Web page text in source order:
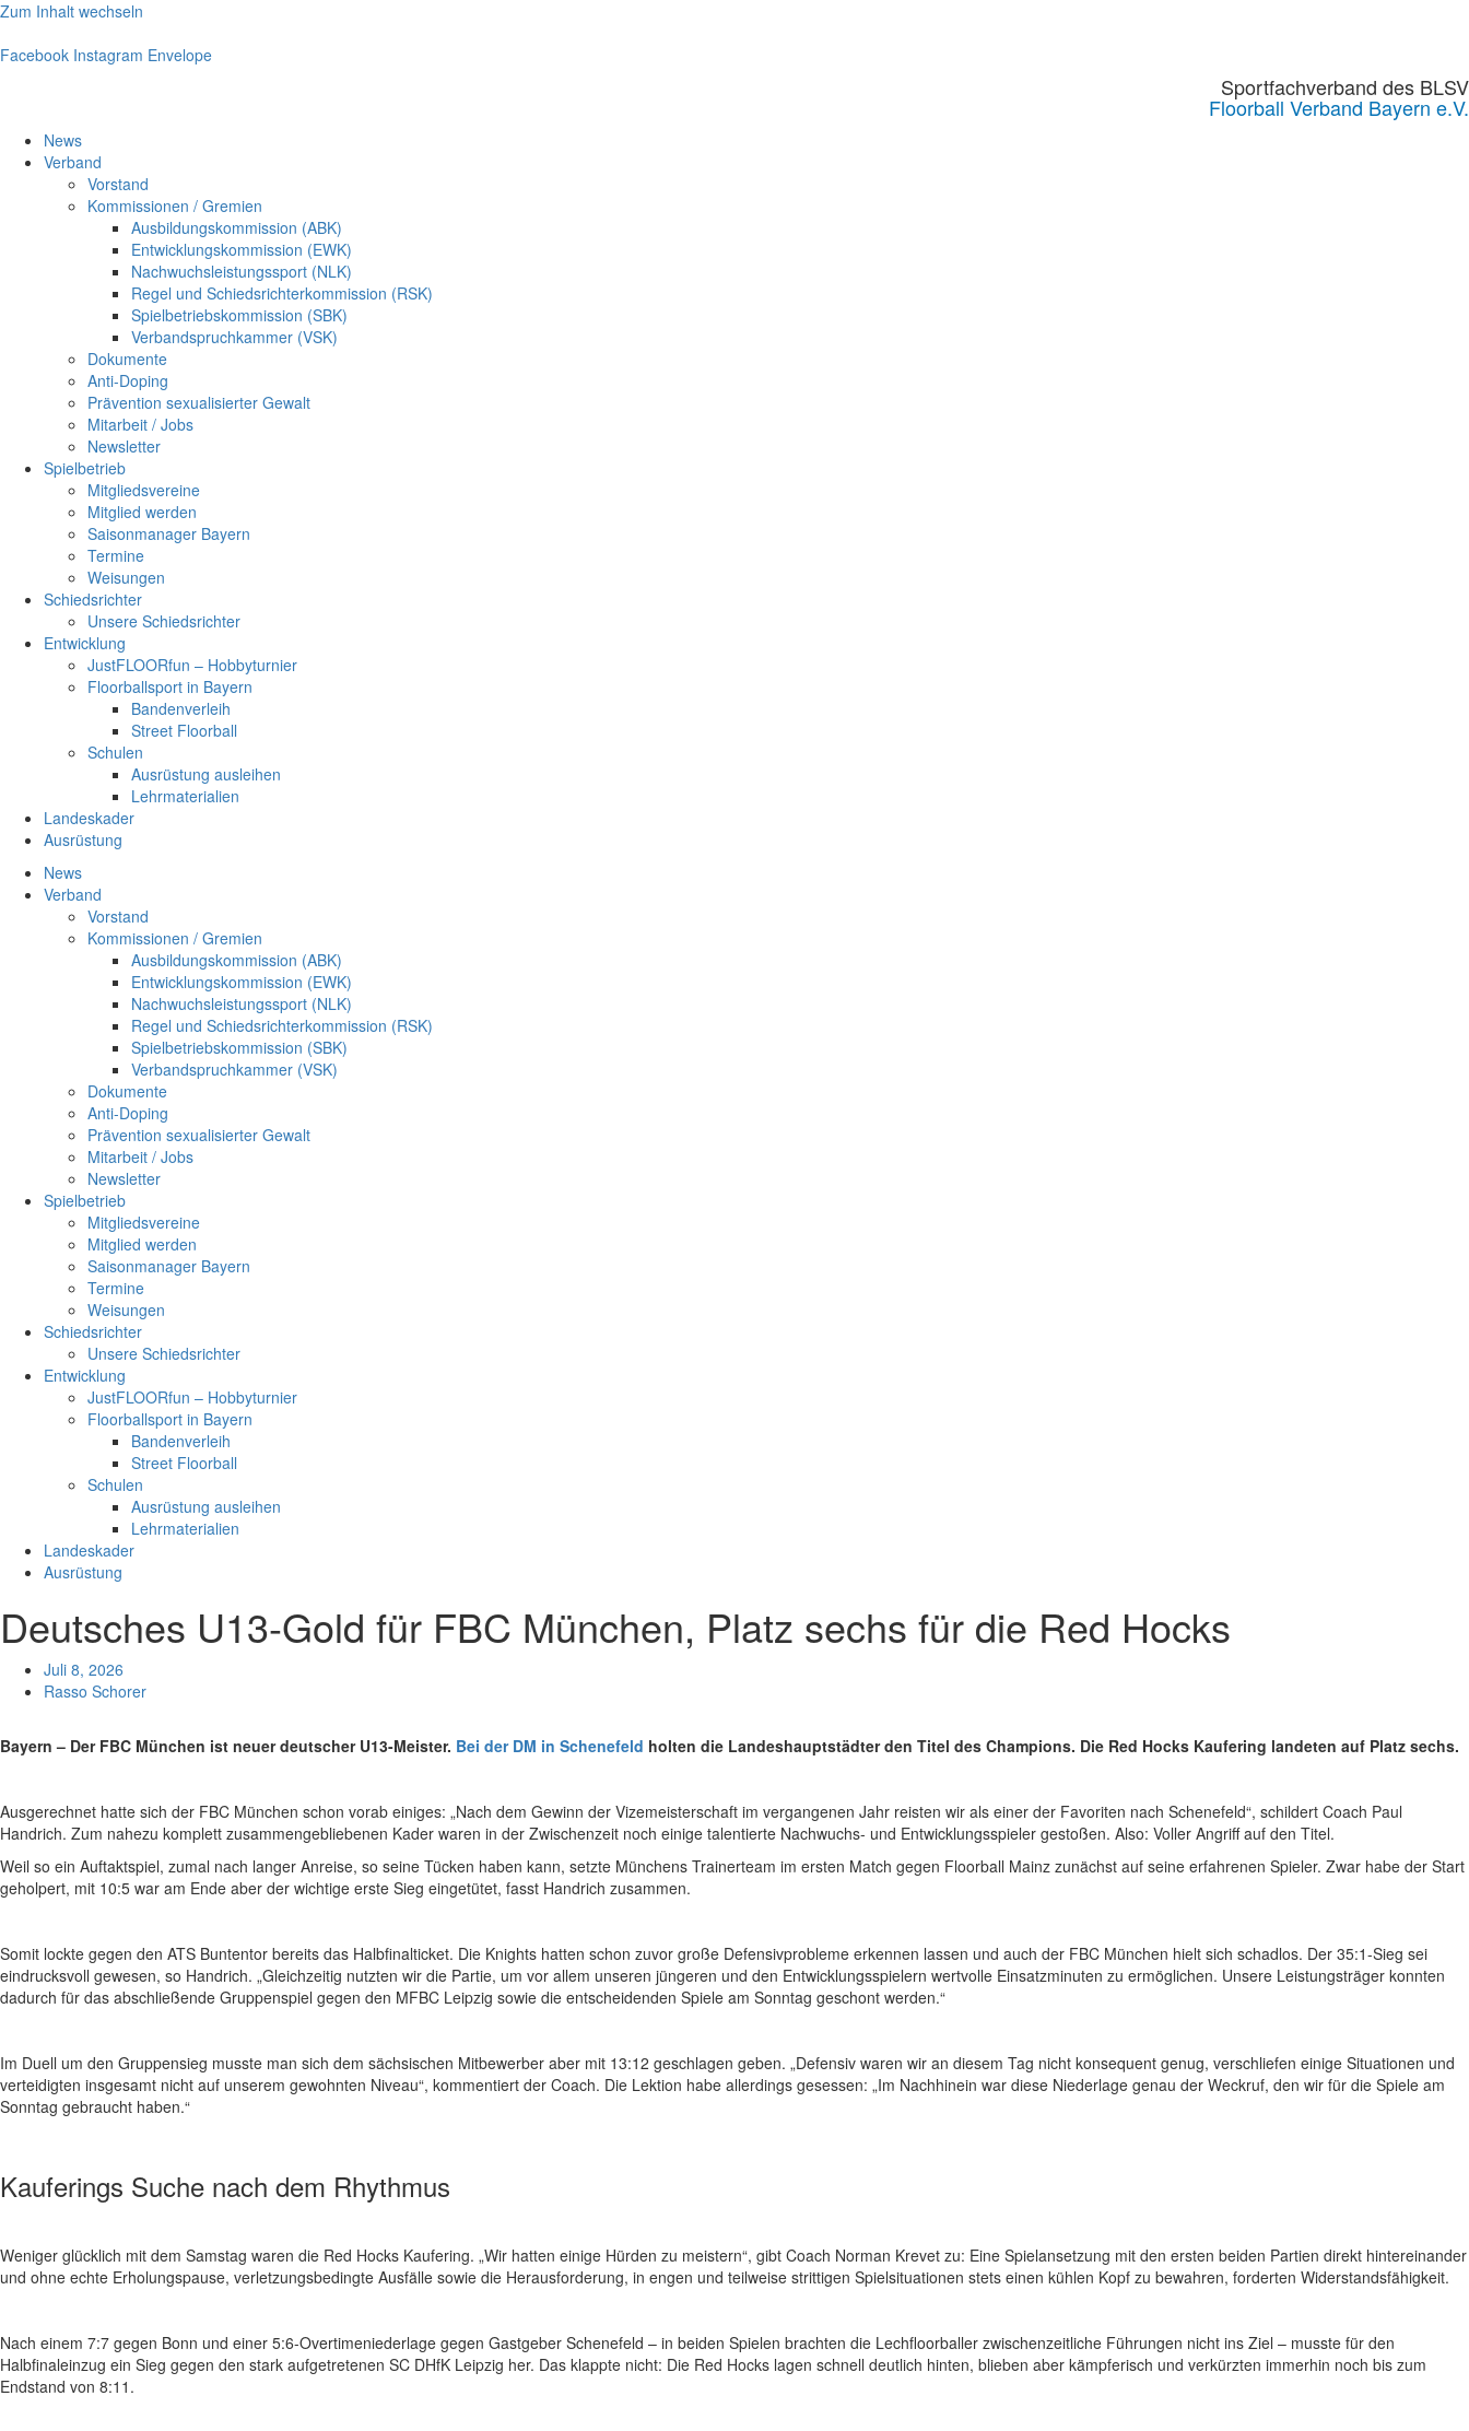
Zum Inhalt wechseln
Facebook Instagram Envelope
Sportfachverband des BLSV
Floorball Verband Bayern e.V.
News
Verband
Vorstand
Kommissionen / Gremien
Ausbildungskommission (ABK)
Entwicklungskommission (EWK)
Nachwuchsleistungssport (NLK)
Regel und Schiedsrichterkommission (RSK)
Spielbetriebskommission (SBK)
Verbandspruchkammer (VSK)
Dokumente
Anti-Doping
Prävention sexualisierter Gewalt
Mitarbeit / Jobs
Newsletter
Spielbetrieb
Mitgliedsvereine
Mitglied werden
Saisonmanager Bayern
Termine
Weisungen
Schiedsrichter
Unsere Schiedsrichter
Entwicklung
JustFLOORfun – Hobbyturnier
Floorballsport in Bayern
Bandenverleih
Street Floorball
Schulen
Ausrüstung ausleihen
Lehrmaterialien
Landeskader
Ausrüstung
News
Verband
Vorstand
Kommissionen / Gremien
Ausbildungskommission (ABK)
Entwicklungskommission (EWK)
Nachwuchsleistungssport (NLK)
Regel und Schiedsrichterkommission (RSK)
Spielbetriebskommission (SBK)
Verbandspruchkammer (VSK)
Dokumente
Anti-Doping
Prävention sexualisierter Gewalt
Mitarbeit / Jobs
Newsletter
Spielbetrieb
Mitgliedsvereine
Mitglied werden
Saisonmanager Bayern
Termine
Weisungen
Schiedsrichter
Unsere Schiedsrichter
Entwicklung
JustFLOORfun – Hobbyturnier
Floorballsport in Bayern
Bandenverleih
Street Floorball
Schulen
Ausrüstung ausleihen
Lehrmaterialien
Landeskader
Ausrüstung
Deutsches U13-Gold für FBC München, Platz sechs für die Red Hocks
Juli 8, 2026
Rasso Schorer
Bayern – Der FBC München ist neuer deutscher U13-Meister. Bei der DM in Schenefeld holten die Landeshauptstädter den Titel des Champions. Die Red Hocks Kaufering landeten auf Platz sechs.
Ausgerechnet hatte sich der FBC München schon vorab einiges: „Nach dem Gewinn der Vizemeisterschaft im vergangenen Jahr reisten wir als einer der Favoriten nach Schenefeld“, schildert Coach Paul
Handrich. Zum nahezu komplett zusammengebliebenen Kader waren in der Zwischenzeit noch einige talentierte Nachwuchs- und Entwicklungsspieler gestoßen. Also: Voller Angriff auf den Titel.
Weil so ein Auftaktspiel, zumal nach langer Anreise, so seine Tücken haben kann, setzte Münchens Trainerteam im ersten Match gegen Floorball Mainz zunächst auf seine erfahrenen Spieler. Zwar habe der Start
geholpert, mit 10:5 war am Ende aber der wichtige erste Sieg eingetütet, fasst Handrich zusammen.
Somit lockte gegen den ATS Buntentor bereits das Halbfinalticket. Die Knights hatten schon zuvor große Defensivprobleme erkennen lassen und auch der FBC München hielt sich schadlos. Der 35:1-Sieg sei
eindrucksvoll gewesen, so Handrich. „Gleichzeitig nutzten wir die Partie, um vor allem unseren jüngeren und den Entwicklungsspielern wertvolle Einsatzminuten zu ermöglichen. Unsere Leistungsträger konnten
dadurch für das abschließende Gruppenspiel gegen den MFBC Leipzig sowie die entscheidenden Spiele am Sonntag geschont werden.“
Im Duell um den Gruppensieg musste man sich dem sächsischen Mitbewerber aber mit 13:12 geschlagen geben. „Defensiv waren wir an diesem Tag nicht konsequent genug, verschliefen einige Situationen und
verteidigten insgesamt nicht auf unserem gewohnten Niveau“, kommentiert der Coach. Die Lektion habe allerdings gesessen: „Im Nachhinein war diese Niederlage genau der Weckruf, den wir für die Spiele am
Sonntag gebraucht haben.“
Kauferings Suche nach dem Rhythmus
Weniger glücklich mit dem Samstag waren die Red Hocks Kaufering. „Wir hatten einige Hürden zu meistern“, gibt Coach Norman Krevet zu: Eine Spielansetzung mit den ersten beiden Partien direkt hintereinander
und ohne echte Erholungspause, verletzungsbedingte Ausfälle sowie die Herausforderung, in engen und teilweise strittigen Spielsituationen stets einen kühlen Kopf zu bewahren, forderten Widerstandsfähigkeit.
Nach einem 7:7 gegen Bonn und einer 5:6-Overtimeniederlage gegen Gastgeber Schenefeld – in beiden Spielen brachten die Lechfloorballer zwischenzeitliche Führungen nicht ins Ziel – musste für den
Halbfinaleinzug ein Sieg gegen den stark aufgetretenen SC DHfK Leipzig her. Das klappte nicht: Die Red Hocks lagen schnell deutlich hinten, blieben aber kämpferisch und verkürzten immerhin noch bis zum
Endstand von 8:11.